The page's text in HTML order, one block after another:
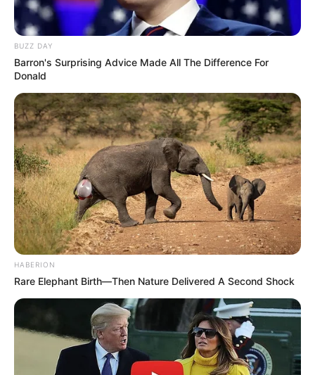
Anti Mainstream, 10 Cara
Membawa Barang Belanjaan
Versi Warga Thailand
Langka Banget! 10 Pose Lucu
Katak yang Bikin Ketawa
Gemes
Ambyar! 10 Kalimat Baper
Pakai Bahasa Jawa Ini Bikin
Galau Abis
BUZZ DAY
Barron's Surprising Advice Made All The Difference For
Donald
HABERION
Rare Elephant Birth—Then Nature Delivered A Second Shock